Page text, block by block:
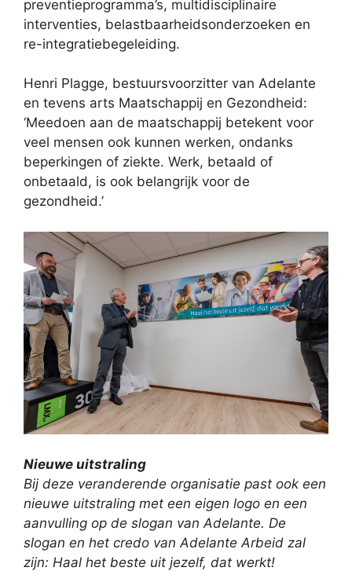
preventieprogramma’s, multidisciplinaire
interventies, belastbaarheidsonderzoeken en
re-integratiebegeleiding.
Henri Plagge, bestuursvoorzitter van Adelante
en tevens arts Maatschappij en Gezondheid:
‘Meedoen aan de maatschappij betekent voor
veel mensen ook kunnen werken, ondanks
beperkingen of ziekte. Werk, betaald of
onbetaald, is ook belangrijk voor de
gezondheid.’
Nieuwe uitstraling
Bij deze veranderende organisatie past ook een
nieuwe uitstraling met een eigen logo en een
aanvulling op de slogan van Adelante. De
slogan en het credo van Adelante Arbeid zal
zijn: Haal het beste uit jezelf, dat werkt!